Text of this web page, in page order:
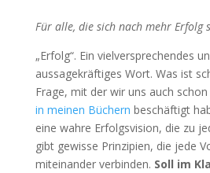
Für alle, die sich nach mehr Erfolg
„Erfolg“. Ein vielversprechendes
aussagekräftiges Wort. Was ist
Frage, mit der wir uns auch
in meinen Büchern beschäftigt
eine wahre Erfolgsvision, die zu
gibt gewisse Prinzipien, die jede
miteinander verbinden. Soll im